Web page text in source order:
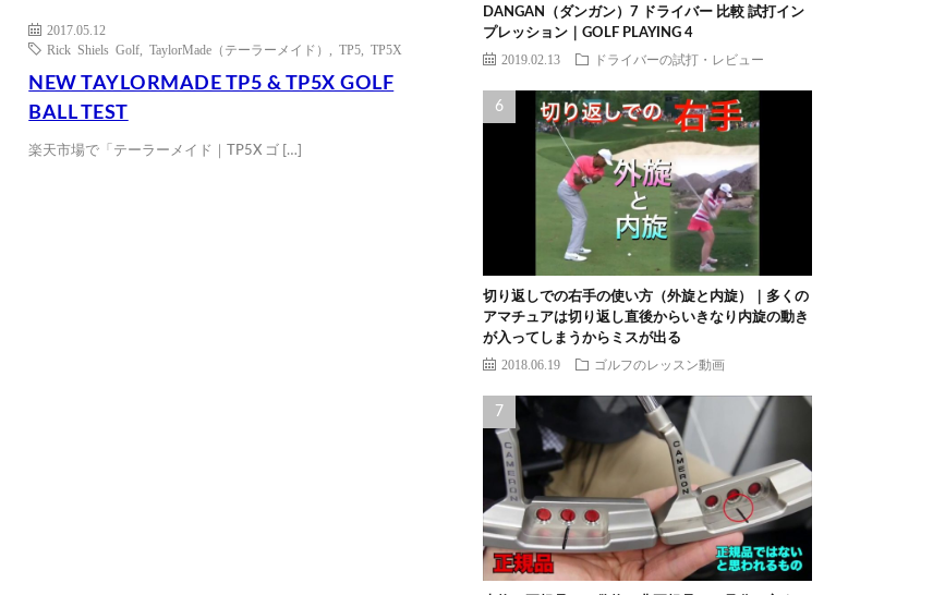
2017.05.12
Rick Shiels Golf ,TaylorMade（テーラーメイド） ,TP5 ,TP5X
NEW TAYLORMADE TP5 & TP5X GOLF
BALL TEST
楽天市場で「テーラーメイド｜TP5X ゴ […]
DANGAN（ダンガン）7 ドライバー 比較 試打イン
プレッション｜GOLF PLAYING 4
2019.02.13 ドライバーの試打・レビュー
切り返しでの右手の使い方（外旋と内旋）｜多くの
アマチュアは切り返し直後からいきなり内旋の動き
が入ってしまうからミスが出る
2018.06.19 ゴルフのレッスン動画